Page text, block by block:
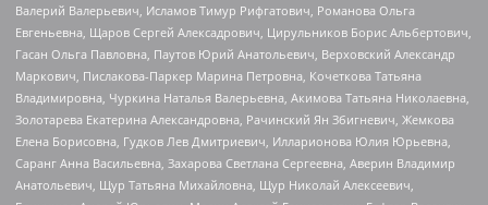
Валерий Валерьевич, Исламов Тимур Рифгатович, Романова Ольга
Евгеньевна, Щаров Сергей Алексадрович, Цирульников Борис Альбертович,
Гасан Ольга Павловна, Паутов Юрий Анатольевич, Верховский Александр
Маркович, Пислакова-Паркер Марина Петровна, Кочеткова Татьяна
Владимировна, Чуркина Наталья Валерьевна, Акимова Татьяна Николаевна,
Золотарева Екатерина Александровна, Рачинский Ян Збигневич, Жемкова
Елена Борисовна, Гудков Лев Дмитриевич, Илларионова Юлия Юрьевна,
Саранг Анна Васильевна, Захарова Светлана Сергеевна, Аверин Владимир
Анатольевич, Щур Татьяна Михайловна, Щур Николай Алексеевич,